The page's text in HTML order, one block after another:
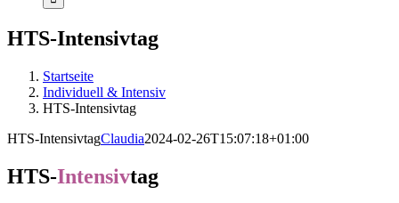
HTS-Intensivtag
Startseite
Individuell & Intensiv
HTS-Intensivtag
HTS-IntensivtagClaudia2024-02-26T15:07:18+01:00
HTS-Intensivtag